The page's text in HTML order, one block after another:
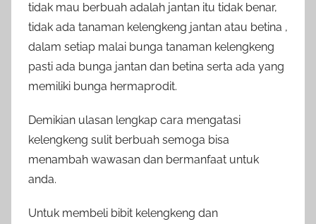
tidak mau berbuah adalah jantan itu tidak benar,
tidak ada tanaman kelengkeng jantan atau betina ,
dalam setiap malai bunga tanaman kelengkeng
pasti ada bunga jantan dan betina serta ada yang
memiliki bunga hermaprodit.
Demikian ulasan lengkap cara mengatasi
kelengkeng sulit berbuah semoga bisa
menambah wawasan dan bermanfaat untuk
anda.
Untuk membeli bibit kelengkeng dan